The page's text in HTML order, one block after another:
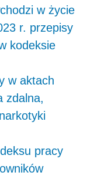
w życie
r. przepisy
kodeksie
w aktach
zdalna,
pracy